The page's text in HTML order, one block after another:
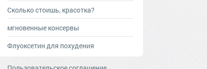
Сколько стоишь, красотка?
мгновенные консервы
Флуоксетин для похудения